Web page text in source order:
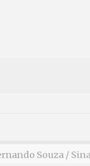
Souza /